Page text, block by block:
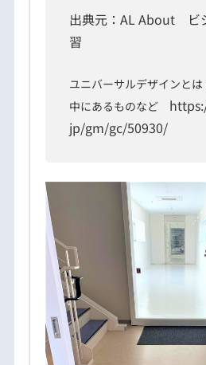
出典元：AL About ビ
習
ユニバーサルデザインと
中にあるものなど
jp/gm/gc/50930/